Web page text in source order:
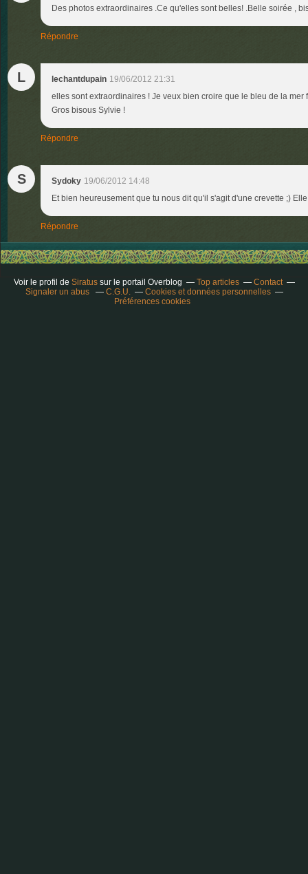
Des photos extraordinaires .Ce qu'elles sont belles! .Belle soirée ,
Répondre
L lechantdupain 19/06/2012 21:31
elles sont extraordinaires ! Je veux bien croire que le bleu de la mer
Gros bisous Sylvie !
Répondre
S Sydoky 19/06/2012 14:48
Et bien heureusement que tu nous dit qu'il s'agit d'une crevette ;)
Répondre
Voir le profil de Siratussur le portail Overblog Top articles
Contact
Signaler un abus
C.G.U.
Cookies et données personnelles
Préférences cookies